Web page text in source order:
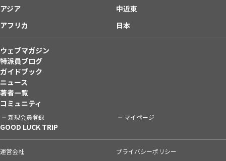
アジア
中近東
アフリカ
日本
ウェブマガジン
特派員ブログ
ガイドブック
ニュース
著者一覧
コミュニティ
新規会員登録 マイページ
GOOD LUCK TRIP
運営会社
プライバシーポリシー